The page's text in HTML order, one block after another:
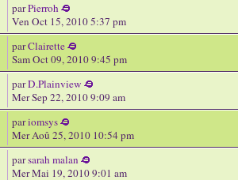
parPierroh
Ven Oct 15, 2010 5:37 pm
parClairette
Sam Oct 09, 2010 9:45 pm
parD.Plainview
Mer Sep 22, 2010 9:09 am
pariomsys
Mer Aoû 25, 2010 10:54 pm
parsarah malan
Mer Mai 19, 2010 9:01 am